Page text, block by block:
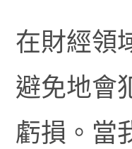
在財經領
避免地會
虧損。當